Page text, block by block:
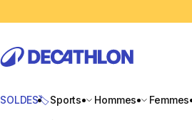
SOLDES🏷️Sports Hommes Femmes